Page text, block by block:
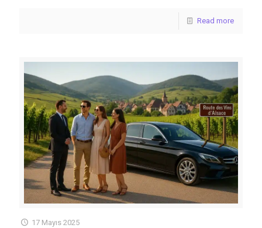
Read more
17 Mayıs 2025